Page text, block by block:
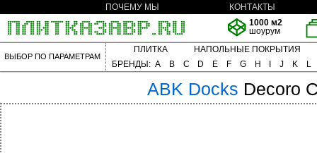
ПОЧЕМУ МЫ
КОНТАКТЫ
1000 м2
шоурум
ВЫБОР ПО ПАРАМЕТРАМ
ПЛИТКА
НАПОЛЬНЫЕ ПОКРЫТИЯ
БРЕНДЫ: A B C D E F G H J K L
ABK Docks Decoro